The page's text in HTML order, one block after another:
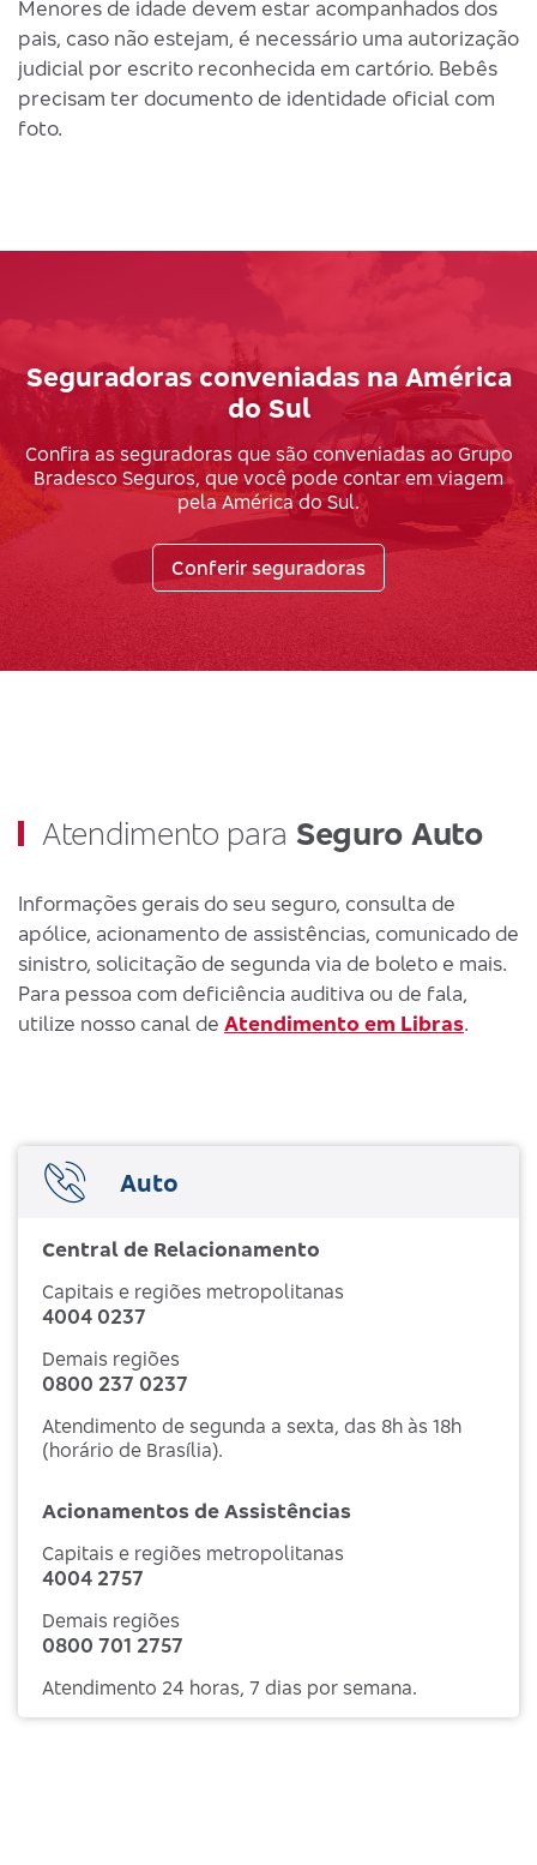
Menores de idade devem estar acompanhados dos
pais, caso não estejam, é necessário uma autorização
judicial por escrito reconhecida em cartório. Bebês
precisam ter documento de identidade oficial com
foto.
Seguradoras conveniadas na América
do Sul
Confira as seguradoras que são conveniadas ao Grupo
Bradesco Seguros, que você pode contar em viagem
pela América do Sul.
Conferir seguradoras
Atendimento para Seguro Auto
Informações gerais do seu seguro, consulta de
apólice, acionamento de assistências, comunicado de
sinistro, solicitação de segunda via de boleto e mais.
Para pessoa com deficiência auditiva ou de fala,
utilize nosso canal de Atendimento em Libras.
Auto
Central de Relacionamento
Capitais e regiões metropolitanas
4004 0237
Demais regiões
0800 237 0237
Atendimento de segunda a sexta, das 8h às 18h
(horário de Brasília).
Acionamentos de Assistências
Capitais e regiões metropolitanas
4004 2757
Demais regiões
0800 701 2757
Atendimento 24 horas, 7 dias por semana.